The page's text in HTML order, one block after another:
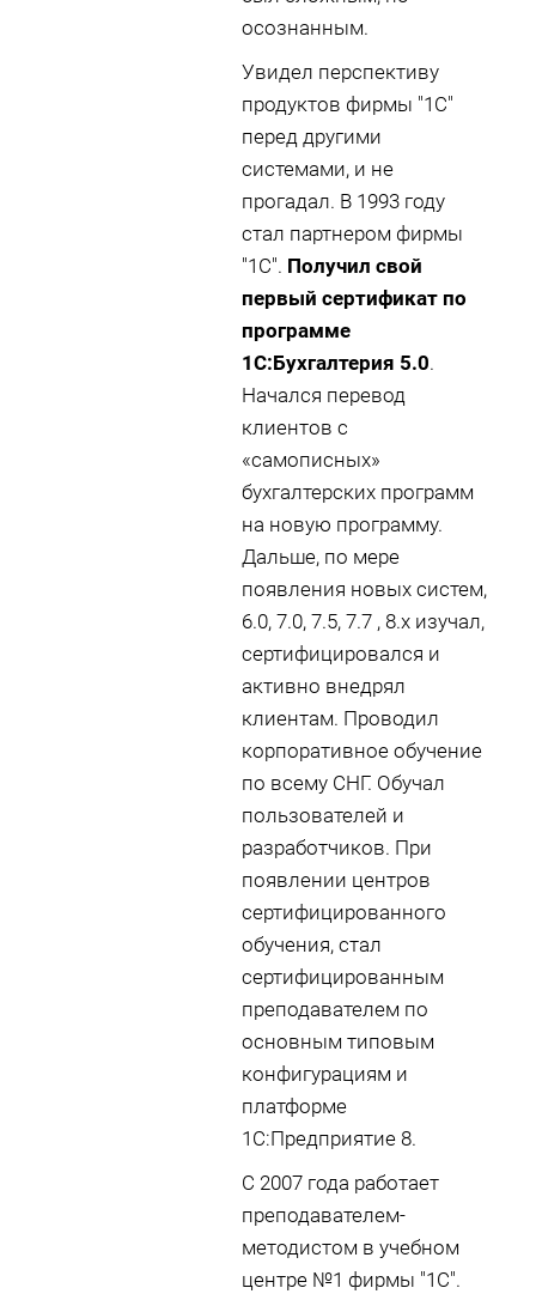
осознанным.
Увидел перспективу
продуктов фирмы "1С"
перед другими
системами, и не
прогадал. В 1993 году
стал партнером фирмы
"1С". Получил свой
первый сертификат по
программе
1С:Бухгалтерия 5.0.
Начался перевод
клиентов с
«самописных»
бухгалтерских программ
на новую программу.
Дальше, по мере
появления новых систем,
6.0, 7.0, 7.5, 7.7 , 8.х изучал,
сертифицировался и
активно внедрял
клиентам. Проводил
корпоративное обучение
по всему СНГ. Обучал
пользователей и
разработчиков. При
появлении центров
сертифицированного
обучения, стал
сертифицированным
преподавателем по
основным типовым
конфигурациям и
платформе
1С:Предприятие 8.
С 2007 года работает
преподавателем-
методистом в учебном
центре №1 фирмы "1С".